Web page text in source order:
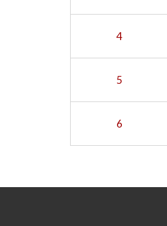
4
5
6